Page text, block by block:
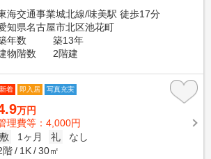
海交通事業城北線/味美駅 徒歩17分
知県名古屋市北区池花町
年数
築13年
物階数
2階建
新着 即入居 写真充実
万円
理費等：4,000円
敷
1ヶ月 礼
なし
階
1K 30㎡